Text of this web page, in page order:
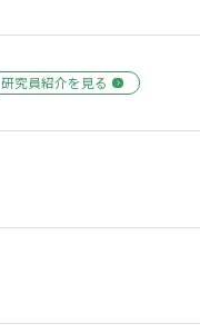
研究員紹介を見る